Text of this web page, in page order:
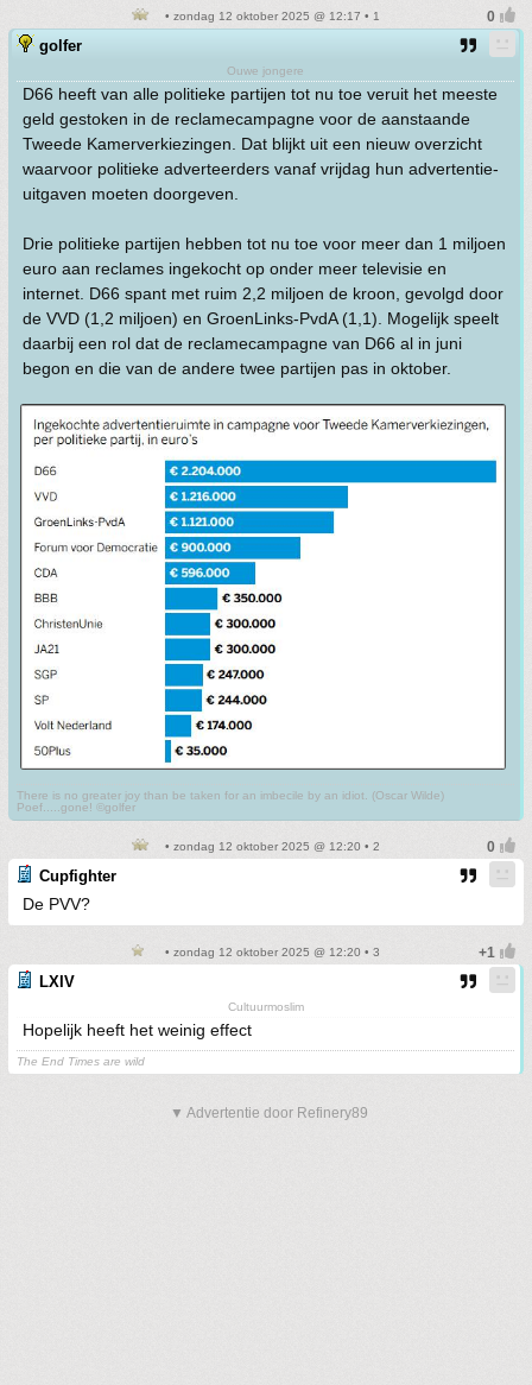
• zondag 12 oktober 2025 @ 12:17 • 1
golfer
Ouwe jongere
D66 heeft van alle politieke par­tij­en tot nu toe veruit het meeste
geld gestoken in de reclame­cam­pag­ne voor de aanstaande
Twee­de Kamerverkie­zingen. Dat blijkt uit een nieuw overzicht
waar­voor politieke adverteerders van­af vrijdag hun advertentie-
uit­ga­ven moeten doorgeven.
Drie politieke partijen hebben tot nu toe voor meer dan 1 miljoen
euro aan reclames ingekocht op onder meer televisie en
internet. D66 spant met ruim 2,2 miljoen de kroon, gevolgd door
de VVD (1,2 miljoen) en GroenLinks-PvdA (1,1). Mogelijk speelt
daarbij een rol dat de reclamecampagne van D66 al in juni
begon en die van de andere twee partijen pas in oktober.
There is no greater joy than be taken for an imbecile by an idiot. (Oscar Wilde)
Poef.....gone! ©golfer
• zondag 12 oktober 2025 @ 12:20 • 2
Cupfighter
De PVV?
• zondag 12 oktober 2025 @ 12:20 • 3
LXIV
Cultuurmoslim
Hopelijk heeft het weinig effect
The End Times are wild
▼ Advertentie door Refinery89